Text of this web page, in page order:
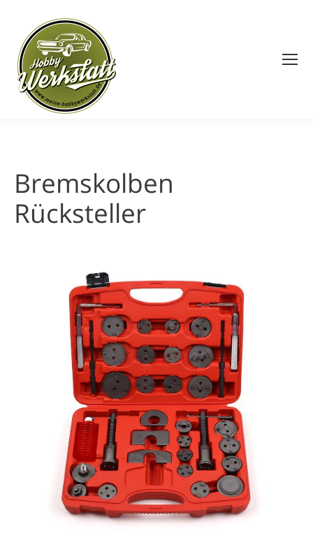
Search:
Bremskolben
Rücksteller